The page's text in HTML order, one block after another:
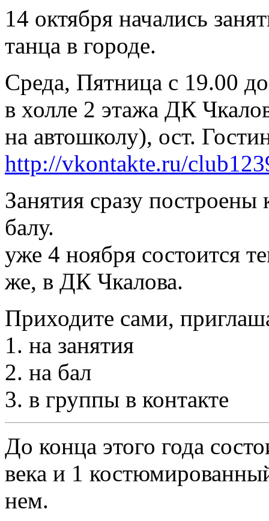
14 октября начались
танца в городе.
Среда, Пятница с 19.00
в холле 2 этажа ДК
на автошколу), ост.
http://vkontakte.ru/
Занятия сразу построены
балу.
уже 4 ноября состоится
же, в ДК Чкалова.
Приходите сами,
1. на занятия
2. на бал
3. в группы в контакте
До конца этого года
века и 1
нем.